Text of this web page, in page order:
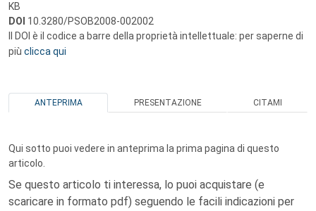
KB
DOI 10.3280/PSOB2008-002002
Il DOI è il codice a barre della proprietà intellettuale: per saperne di
più clicca qui
ANTEPRIMA PRESENTAZIONE CITAMI
Qui sotto puoi vedere in anteprima la prima pagina di questo
articolo.
Se questo articolo ti interessa, lo puoi acquistare (e
scaricare in formato pdf) seguendo le facili indicazioni per